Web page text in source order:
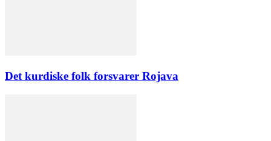
Det kurdiske folk forsvarer Rojava